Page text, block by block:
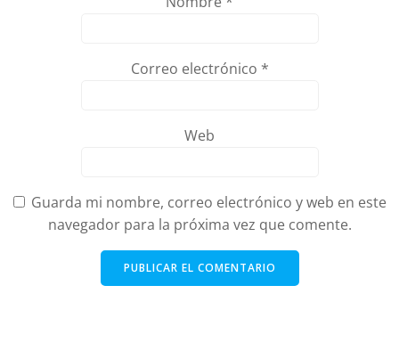
Correo electrónico *
Web
Guarda mi nombre, correo electrónico y web en este
navegador para la próxima vez que comente.